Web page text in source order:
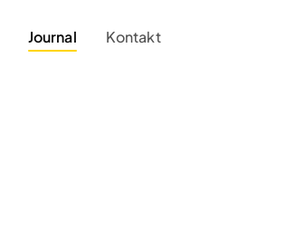
Journal Kontakt